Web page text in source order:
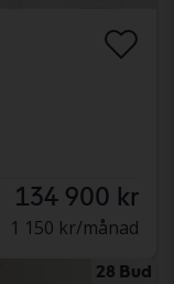
134 900 kr
1 150 kr/månad
28 Bud